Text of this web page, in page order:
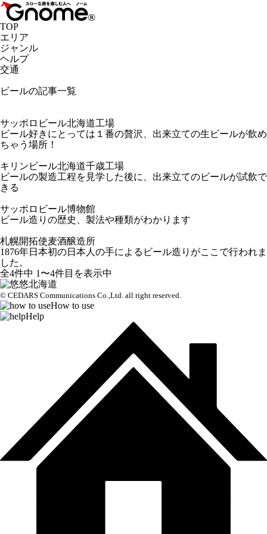
TOP
エリア
ジャンル
ヘルプ
交通
ビールの記事一覧
サッポロビール北海道工場
ビール好きにとっては１番の贅沢、出来立ての生ビールが飲め
ちゃう場所！
キリンビール北海道千歳工場
ビールの製造工程を見学した後に、出来立てのビールが試飲で
きる
サッポロビール博物館
ビール造りの歴史、製法や種類がわかります
札幌開拓使麦酒醸造所
1876年日本初の日本人の手によるビール造りがここで行われま
した。
全4件中 1〜4件目を表示中
© CEDARS Communications Co.,Ltd. all right reserved.
How to use
Help